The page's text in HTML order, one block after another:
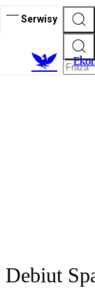
Serwisy
Debiut